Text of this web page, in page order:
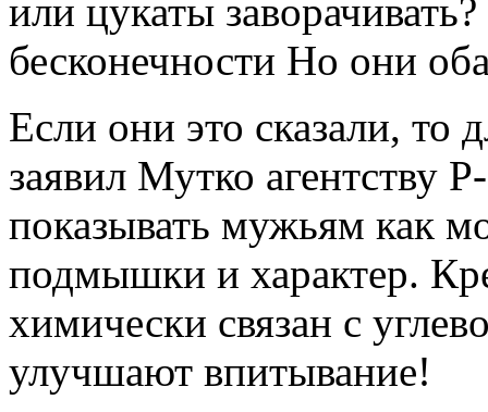
или цукаты
бесконечности Но они
Если они это сказали, то
заявил Мутко агентству
показывать мужьям как
подмышки и характер.
химически связан с
улучшают впитывание!